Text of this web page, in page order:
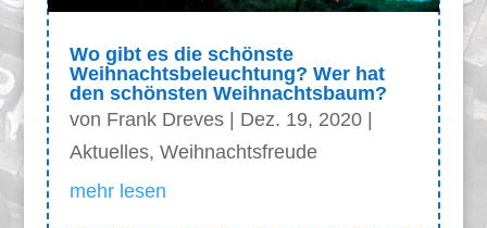
Wo gibt es die schönste
Weihnachtsbeleuchtung? Wer hat
den schönsten Weihnachtsbaum?
von Frank Dreves| Dez. 19, 2020|
Aktuelles, Weihnachtsfreude
mehr lesen